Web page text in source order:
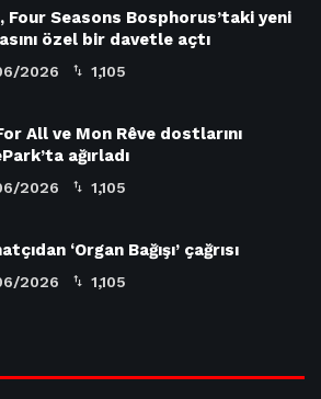
Four Seasons Bosphorus’taki yeni
özel bir davetle açtı
2026 1,105
All ve Mon Rêve dostlarını
ağırladı
2026 1,105
‘Organ Bağışı’ çağrısı
2026 1,105